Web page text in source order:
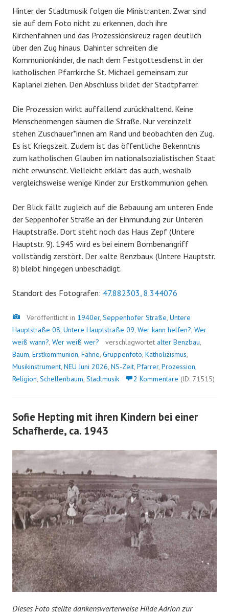
Hinter der Stadtmusik folgen die Ministranten. Zwar sind
sie auf dem Foto nicht zu erkennen, doch ihre
Kirchenfahnen und das Prozessionskreuz ragen deutlich
über den Zug hinaus. Dahinter schreiten die
Kommunionkinder, die nach dem Festgottesdienst in der
katholischen Pfarrkirche St. Michael gemeinsam zur
Kaplanei ziehen. Den Abschluss bildet der Stadtpfarrer.
Die Prozession wirkt auffallend zurückhaltend. Keine
Menschenmengen säumen die Straße. Nur vereinzelt
stehen Zuschauer*innen am Rand und beobachten den Zug.
Es ist Kriegszeit. Zudem ist das öffentliche Bekenntnis
zum katholischen Glauben im nationalsozialistischen Staat
nicht erwünscht. Vielleicht erklärt das auch, weshalb
vergleichsweise wenige Kinder zur Erstkommunion gehen.
Der Blick fällt zugleich auf die Bebauung am unteren Ende
der Seppenhofer Straße an der Einmündung zur Unteren
Hauptstraße. Dort steht noch das Haus Zepf (Untere
Hauptstr. 9). 1945 wird es bei einem Bombenangriff
vollständig zerstört. Der »alte Benzbau« (Untere Hauptstr.
8) bleibt hingegen unbeschädigt.
Standort des Fotografen: 47.882303, 8.344076
Bild
Veröffentlicht in 1940er, Seppenhofer Straße, Untere
Hauptstraße 08, Untere Hauptstraße 09, Wer kann helfen?, Wer
weiß wann?, Wer weiß wer? verschlagwortet alter Benzbau,
Baum, Erstkommunion, Fahne, Gruppenfoto, Katholizismus,
Musikinstrument, NEU Juni 2026, NS-Zeit, Pfarrer, Prozession,
Religion, Schellenbaum, Stadtmusik 2 Kommentare (ID: 71515)
Sofie Hepting mit ihren Kindern bei einer
Schafherde, ca. 1943
Dieses Foto stellte dankenswerterweise Hilde Adrion zur